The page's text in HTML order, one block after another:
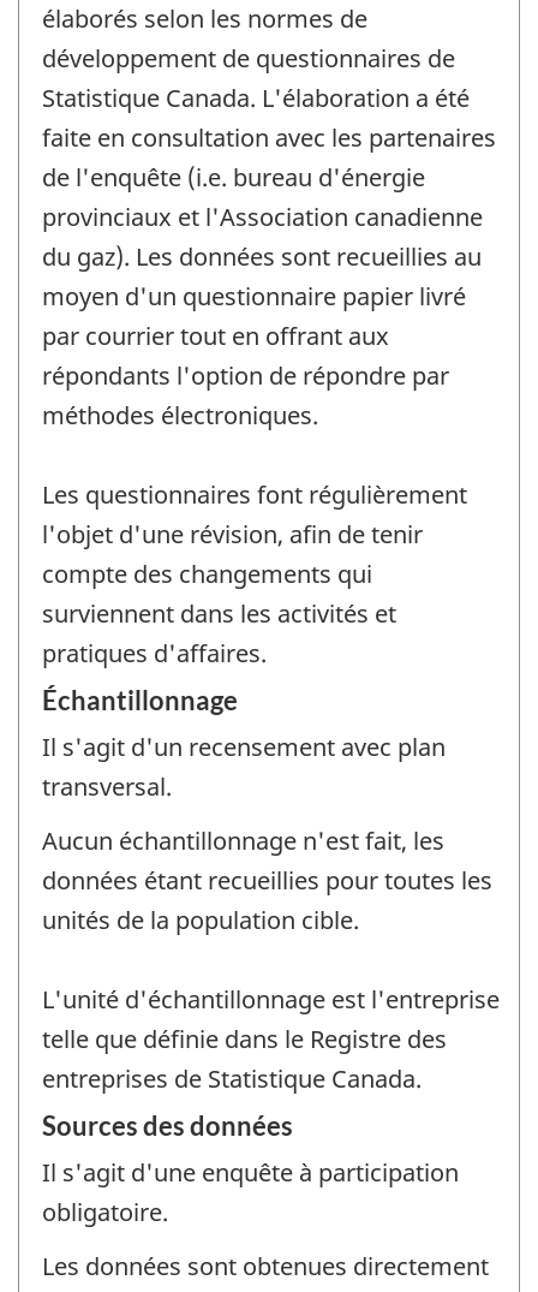
élaborés selon les normes de
développement de questionnaires de
Statistique Canada. L'élaboration a été
faite en consultation avec les partenaires
de l'enquête (i.e. bureau d'énergie
provinciaux et l'Association canadienne
du gaz). Les données sont recueillies au
moyen d'un questionnaire papier livré
par courrier tout en offrant aux
répondants l'option de répondre par
méthodes électroniques.
Les questionnaires font régulièrement
l'objet d'une révision, afin de tenir
compte des changements qui
surviennent dans les activités et
pratiques d'affaires.
Échantillonnage
Il s'agit d'un recensement avec plan
transversal.
Aucun échantillonnage n'est fait, les
données étant recueillies pour toutes les
unités de la population cible.
L'unité d'échantillonnage est l'entreprise
telle que définie dans le Registre des
entreprises de Statistique Canada.
Sources des données
Il s'agit d'une enquête à participation
obligatoire.
Les données sont obtenues directement